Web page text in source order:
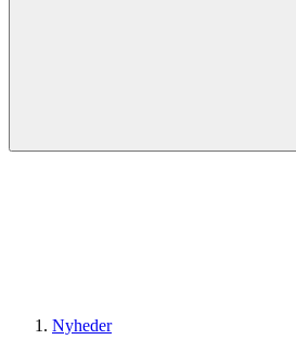
Nyheder